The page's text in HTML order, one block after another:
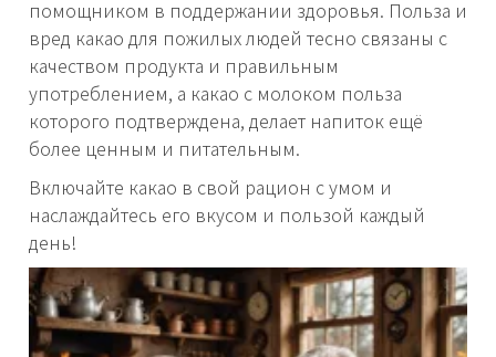
помощником в поддержании здоровья. Польза и
вред какао для пожилых людей тесно связаны с
качеством продукта и правильным
употреблением, а какао с молоком польза
которого подтверждена, делает напиток ещё
более ценным и питательным.
Включайте какао в свой рацион с умом и
наслаждайтесь его вкусом и пользой каждый
день!